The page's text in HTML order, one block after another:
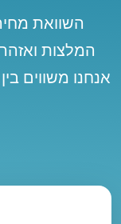
השוואת
המלצות